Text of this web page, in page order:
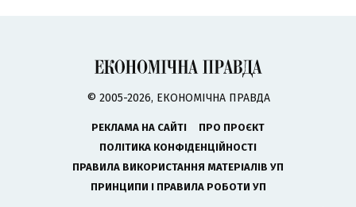
© 2005-2026, ЕКОНОМІЧНА ПРАВДА
РЕКЛАМА НА САЙТІ
ПРО ПРОЄКТ
ПОЛІТИКА КОНФІДЕНЦІЙНОСТІ
ПРАВИЛА ВИКОРИСТАННЯ МАТЕРІАЛІВ УП
ПРИНЦИПИ І ПРАВИЛА РОБОТИ УП